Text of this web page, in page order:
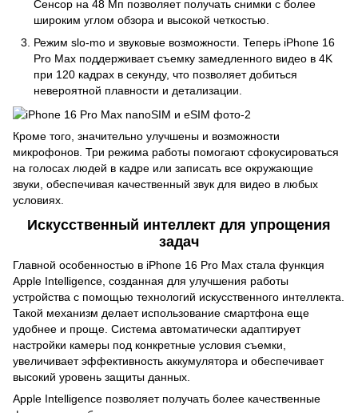
Сенсор на 48 Мп позволяет получать снимки с более
широким углом обзора и высокой четкостью.
Режим slo-mo и звуковые возможности. Теперь iPhone 16
Pro Max поддерживает съемку замедленного видео в 4K
при 120 кадрах в секунду, что позволяет добиться
невероятной плавности и детализации.
Кроме того, значительно улучшены и возможности
микрофонов. Три режима работы помогают сфокусироваться
на голосах людей в кадре или записать все окружающие
звуки, обеспечивая качественный звук для видео в любых
условиях.
Искусственный интеллект для упрощения
задач
Главной особенностью в iPhone 16 Pro Max стала функция
Apple Intelligence, созданная для улучшения работы
устройства с помощью технологий искусственного интеллекта.
Такой механизм делает использование смартфона еще
удобнее и проще. Система автоматически адаптирует
настройки камеры под конкретные условия съемки,
увеличивает эффективность аккумулятора и обеспечивает
высокий уровень защиты данных.
Apple Intelligence позволяет получать более качественные